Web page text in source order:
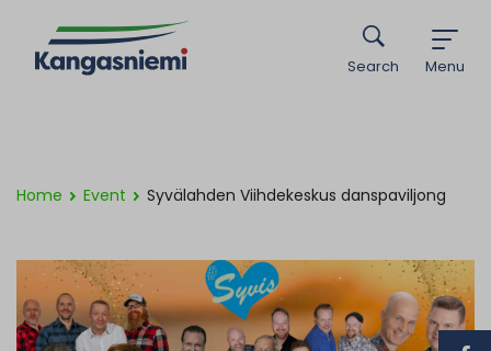
Menu
Search
Home Event Syvälahden Viihdekeskus danspaviljong